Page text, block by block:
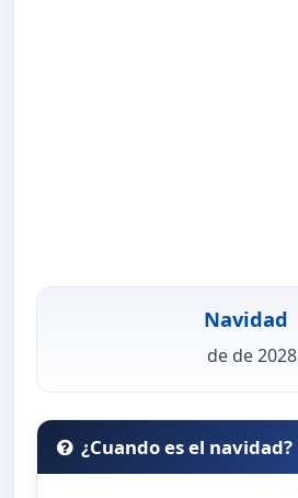
Navidad
de de 2028
¿Cuando es el navidad?